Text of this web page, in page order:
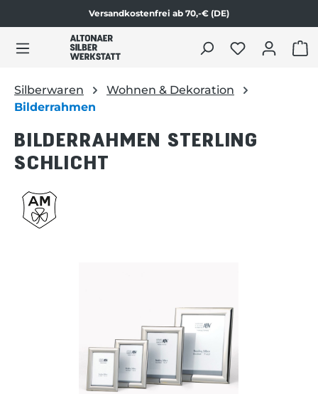
Zum Produktinhalt springen
Versandkostenfrei ab 70,-€ (DE)
Silberwaren
Wohnen & Dekoration
Bilderrahmen
BILDERRAHMEN STERLING
SCHLICHT